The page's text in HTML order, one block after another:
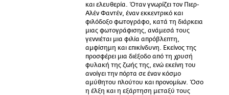
και ελευθερία. Όταν γνωρίζει τον Πιερ-
Αλέν Φαντέν, έναν εκκεντρικό και
φιλόδοξο φωτογράφο, κατά τη διάρκεια
μιας φωτογράφισης, ανάμεσά τους
γεννιέται μια φιλία απρόβλεπτη,
αμφίσημη και επικίνδυνη. Εκείνος της
προσφέρει μια διέξοδο από τη χρυσή
φυλακή της ζωής της, ενώ εκείνη του
ανοίγει την πόρτα σε έναν κόσμο
αμύθητου πλούτου και προνομίων. Όσο
η έλξη και η εξάρτηση μεταξύ τους